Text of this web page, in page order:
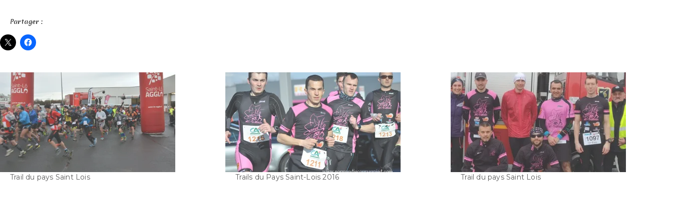
Partager :
Trail du pays Saint Lois Trails du Pays Saint-Lois 2016 Trail du pays Saint Lois